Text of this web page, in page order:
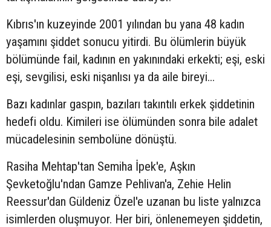
Kıbrıs'ın kuzeyinde 2001 yılından bu yana 48 kadın
yaşamını şiddet sonucu yitirdi. Bu ölümlerin büyük
bölümünde fail, kadının en yakınındaki erkekti; eşi, eski
eşi, sevgilisi, eski nişanlısı ya da aile bireyi...
Bazı kadınlar gaspın, bazıları takıntılı erkek şiddetinin
hedefi oldu. Kimileri ise ölümünden sonra bile adalet
mücadelesinin sembolüne dönüştü.
Rasiha Mehtap'tan Semiha İpek'e, Aşkın
Şevketoğlu'ndan Gamze Pehlivan'a, Zehie Helin
Reessur'dan Güldeniz Özel'e uzanan bu liste yalnızca
isimlerden oluşmuyor. Her biri, önlenemeyen şiddetin,